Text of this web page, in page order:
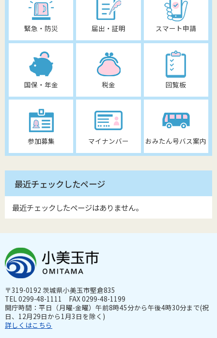
緊急・防災 届出・証明 スマート申請
国保・年金 税金 回覧板
参加募集 マイナンバー おみたん号バス案内
最近チェックしたページ
最近チェックしたページはありません。
〒319-0192 茨城県小美玉市堅倉835
TEL 0299-48-1111 FAX 0299-48-1199
開庁時間：平日（月曜-金曜）午前8時45分から午後4時30分まで(祝
日、12月29日から1月3日を除く)
詳しくはこちら